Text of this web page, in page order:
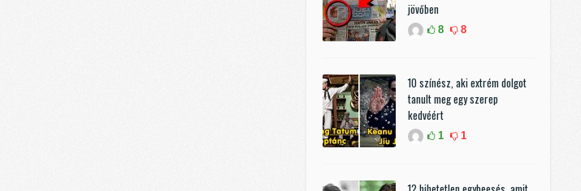
jövőben
8 8
10 színész, aki extrém dolgot
tanult meg egy szerep
kedvéért
1 1